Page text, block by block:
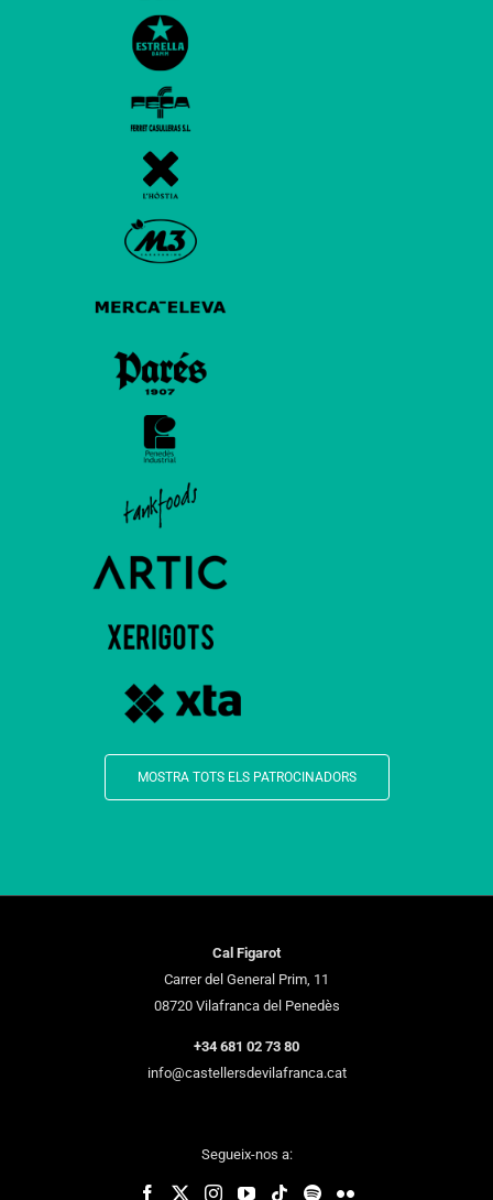
MOSTRA TOTS ELS PATROCINADORS
Cal Figarot
Carrer del General Prim, 11
08720 Vilafranca del Penedès
+34 681 02 73 80
info@castellersdevilafranca.cat
Segueix-nos a: